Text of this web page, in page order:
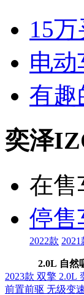
15
电
有趣
奕泽
在售
停售
2022款 2021
2.0L 自然
2023款 双擎 2.0L
前置前驱 无级变